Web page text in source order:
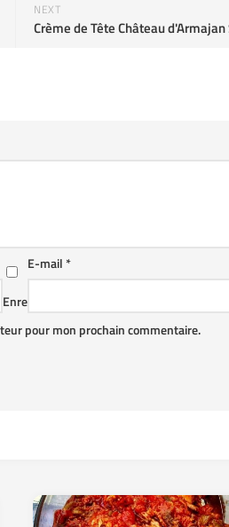
NEXT
E-mail*
Enre
pour mon prochain commentaire.